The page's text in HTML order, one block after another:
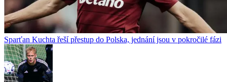
Sparťan Kuchta řeší přestup do Polska, jednání jsou v pokročilé fázi